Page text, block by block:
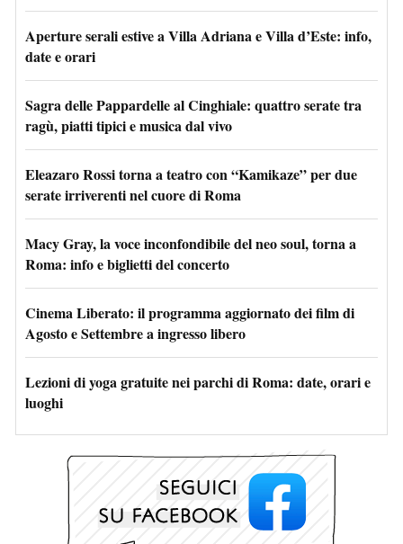
Aperture serali estive a Villa Adriana e Villa d’Este: info,
date e orari
Sagra delle Pappardelle al Cinghiale: quattro serate tra
ragù, piatti tipici e musica dal vivo
Eleazaro Rossi torna a teatro con “Kamikaze” per due
serate irriverenti nel cuore di Roma
Macy Gray, la voce inconfondibile del neo soul, torna a
Roma: info e biglietti del concerto
Cinema Liberato: il programma aggiornato dei film di
Agosto e Settembre a ingresso libero
Lezioni di yoga gratuite nei parchi di Roma: date, orari e
luoghi